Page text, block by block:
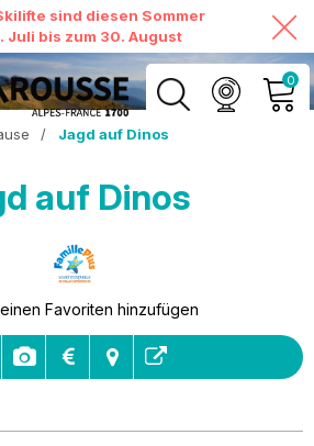
sind diesen Sommer
Juli bis zum 30. August
0
MEIN KONTO
MEINEN WARENKORB
/ Jagd auf Dinos
auf Dinos
Favoriten hinzufügen